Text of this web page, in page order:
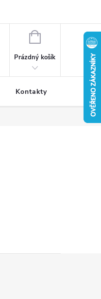
NÁKUPNÍ
Prázdný košík
Kontakty